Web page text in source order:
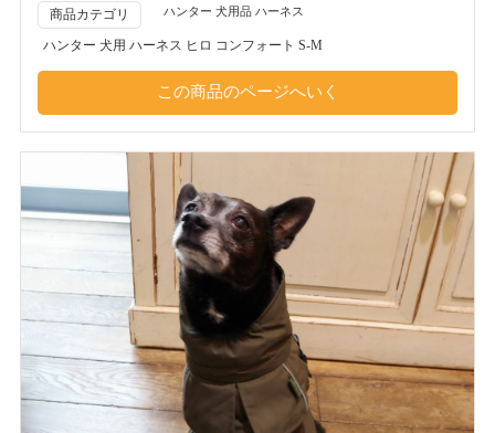
商品カテゴリ ハンター 犬用品 ハーネス
ハンター 犬用 ハーネス ヒロ コンフォート S-M